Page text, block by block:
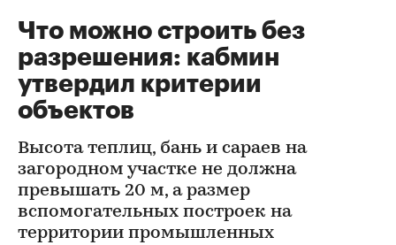
Что можно строить без
разрешения: кабмин
утвердил критерии
объектов
Высота теплиц, бань и сараев на
загородном участке не должна
превышать 20 м, а размер
вспомогательных построек на
территории промышленных